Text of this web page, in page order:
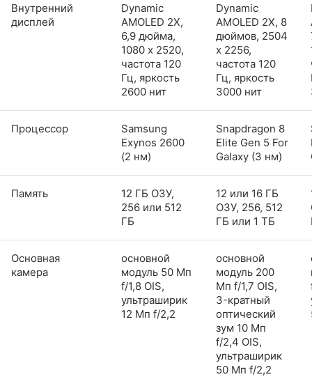
Внутренний
дисплей
Dynamic
AMOLED 2X,
6,9 дюйма,
1080 x 2520,
частота 120
Гц, яркость
2600 нит
Dynamic
AMOLED 2X, 8
дюймов, 2504
x 2256,
частота 120
Гц, яркость
3000 нит
Процессор
Samsung
Exynos 2600
(2 нм)
Snapdragon 8
Elite Gen 5 For
Galaxy (3 нм)
Память
12 ГБ ОЗУ,
256 или 512
ГБ
12 или 16 ГБ
ОЗУ, 256, 512
ГБ или 1 ТБ
Основная
камера
основной
модуль 50 Мп
f/1,8 OIS,
ультраширик
12 Мп f/2,2
основной
модуль 200
Мп f/1,7 OIS,
3-кратный
оптический
зум 10 Мп
f/2,4 OIS,
ультраширик
50 Мп f/2,2